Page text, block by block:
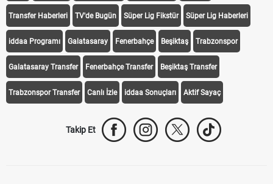
Transfer Haberleri TV'de Bugün Süper Lig Fikstür Süper Lig Haberleri
iddaa Programı Galatasaray Fenerbahçe Beşiktaş Trabzonspor
Galatasaray Transfer Fenerbahçe Transfer Beşiktaş Transfer
Trabzonspor Transfer Canlı İzle iddaa Sonuçları Aktif Sayaç
Takip Et